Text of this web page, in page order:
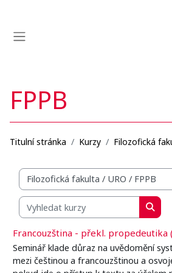
FPPB
Titulní stránka Kurzy Filozofická
Organizační struktura kurzů
Vyhledat kurzy
Francouzština - překl. propedeutika
Seminář klade důraz na uvědomění
mezi češtinou a francouzštinou a